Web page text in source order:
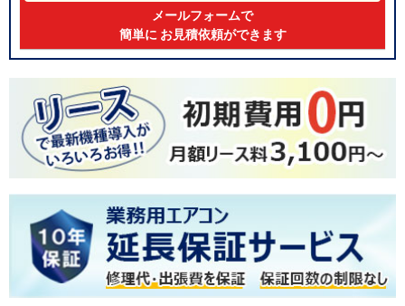
メールフォームで
簡単に お見積依頼ができます